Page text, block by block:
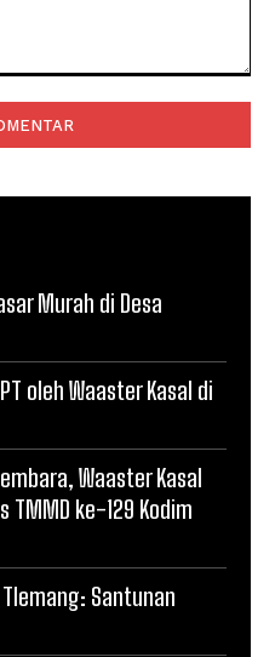
Murah di Desa
oleh Waaster Kasal di
Waaster Kasal
TMMD ke-129 Kodim
Santunan